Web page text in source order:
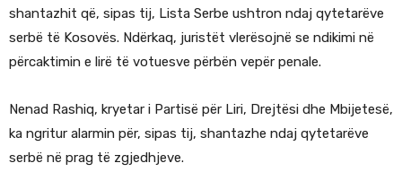
shantazhit që, sipas tij, Lista Serbe ushtron ndaj qytetarëve
serbë të Kosovës. Ndërkaq, juristët vlerësojnë se ndikimi në
përcaktimin e lirë të votuesve përbën vepër penale.
Nenad Rashiq, kryetar i Partisë për Liri, Drejtësi dhe Mbijetesë,
ka ngritur alarmin për, sipas tij, shantazhe ndaj qytetarëve
serbë në prag të zgjedhjeve.